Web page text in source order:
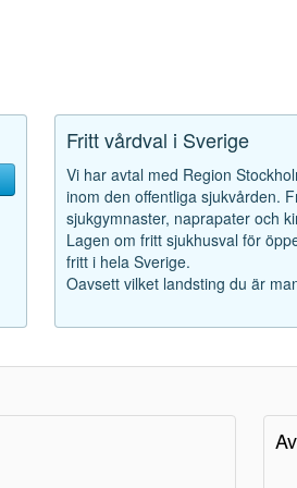
Fritt vårdval i Sverige
Vi har avtal med Region
inom den offentliga sjukvården.
sjukgymnaster, naprapater och
Lagen om fritt sjukhusval för
fritt i hela Sverige.
Oavsett vilket landsting du är